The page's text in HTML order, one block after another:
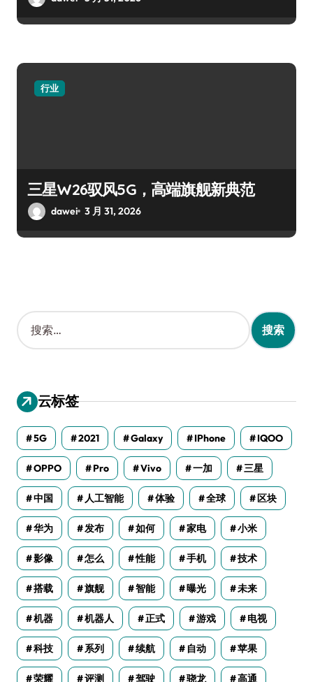
行业
三星W26驭风5G，高端旗舰新典范
dawei 3 月 31, 2026
搜
索
：
云标签
5G 2021 Galaxy IPhone IQOO
OPPO Pro Vivo 一加 三星
中国 人工智能 体验 全球 区块
华为 发布 如何 家电 小米
影像 怎么 性能 手机 技术
搭载 旗舰 智能 曝光 未来
机器 机器人 正式 游戏 电视
科技 系列 续航 自动 苹果
荣耀 评测 驾驶 骁龙 高通